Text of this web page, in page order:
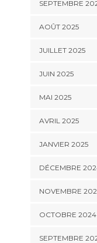
SEPTEMBRE
AOÛT 2025
JUILLET 2025
JUIN 2025
MAI 2025
AVRIL 2025
JANVIER 2025
DÉCEMBRE
NOVEMBRE
OCTOBRE 2024
SEPTEMBRE